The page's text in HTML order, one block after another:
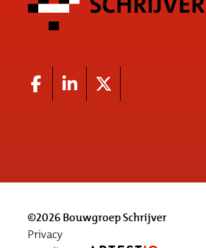
©2026 Bouwgroep Schrijver
Privacy